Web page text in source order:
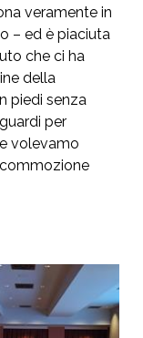
veramente in
– ed è piaciuta
che ci ha
della
piedi senza
per
volevamo